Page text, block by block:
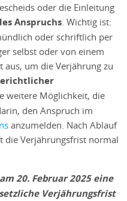
oder die Einleitung
Anspruchs. Wichtig ist:
oder schriftlich per
selbst oder von einem
um die Verjährung zu
weitere Möglichkeit, die
den Anspruch im
anzumelden. Nach Ablauf
die Verjährungsfrist normal
20. Februar 2025 eine
Verjährungsfrist